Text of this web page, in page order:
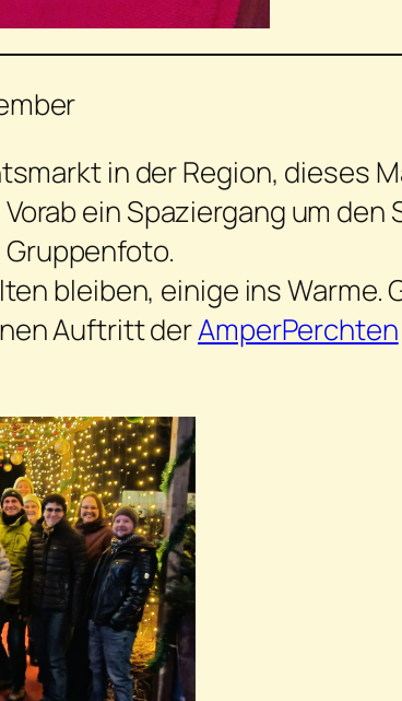
in der Region, dieses
ein Spaziergang um den
bleiben, einige ins Warme.
Auftritt derAmperPerchten